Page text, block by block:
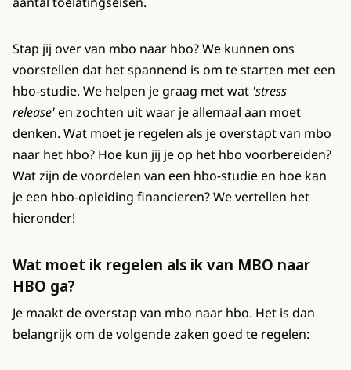
Stap jij over van mbo naar hbo? We kunnen ons
voorstellen dat het spannend is om te starten met een
hbo-studie. We helpen je graag met wat 'stress
release'en zochten uit waar je allemaal aan moet
denken. Wat moet je regelen als je overstapt van mbo
naar het hbo? Hoe kun jij je op het hbo voorbereiden?
Wat zijn de voordelen van een hbo-studie en hoe kan
je een hbo-opleiding financieren? We vertellen het
hieronder!
Wat moet ik regelen als ik van MBO naar
HBO ga?
Je maakt de overstap van mbo naar hbo. Het is dan
belangrijk om de volgende zaken goed te regelen: